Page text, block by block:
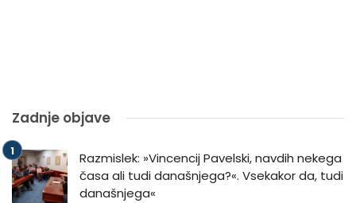
Zadnje objave
Razmislek: »Vincencij Pavelski, navdih nekega
časa ali tudi današnjega?«. Vsekakor da, tudi
današnjega«